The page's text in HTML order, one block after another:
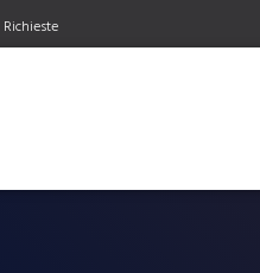
Richieste